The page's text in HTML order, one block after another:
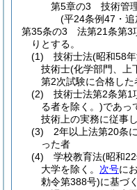
第5章の3
技術管
(平24条例47・追
第35条の3
法第21条第3
りとする。
(1)
技術士法(昭和58
技術士(化学部門、上
第2次試験に合格した
(2)
技術士法第2条第1
る者を除く。)であっ
技術上の実務に従事
(3)
2年以上法第20条
った者
(4)
学校教育法(昭和
大学を除く。 次号に
勅令第388号)に基づ